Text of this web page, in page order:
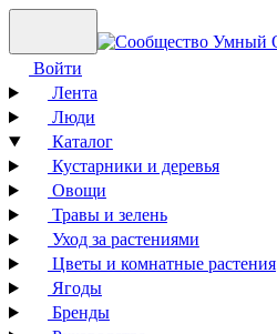
Войти
Лента
Люди
Каталог
Кустарники и деревья
Овощи
Травы и зелень
Уход за растениями
Цветы и комнатные растения
Ягоды
Бренды